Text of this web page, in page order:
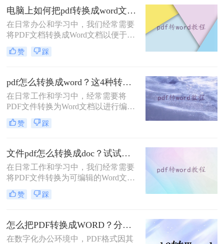
PDF到Word的转换。
电脑上如何把pdf转换成word文档？推荐二个快捷好用的转换方法！
在日常办公和学习中，我们经常需要
将PDF文档转换成Word文档以便于编
辑和修改。那么电脑上如何把pdf转换
成word文档呢？本文将介绍两种常用
赞 踩
pdf怎么转换成word？这4种转换方法你可以轻松学会！
在日常工作和学习中，经常需要将
PDF文件转换为Word文档以进行编辑
和修改。为了帮助用户根据实际需求
选择最合适的方式，那么pdf怎么转换
PDF转Word的方法。
赞 踩
文件pdf怎么转换成doc？试试这三种转换方法！
在日常工作和学习中，我们经常需要
将PDF文件转换为可编辑的Word文档
（DOC格式），以便进行修改、编辑
或进一步处理。那么文件pdf怎么转换
为DOC文件的实用方法，帮助用户高
效、安全地完成转换任务。
赞 踩
怎么把PDF转换成WORD？分享7个可以轻松转换的方法！
在数字化办公环境中，PDF格式因其